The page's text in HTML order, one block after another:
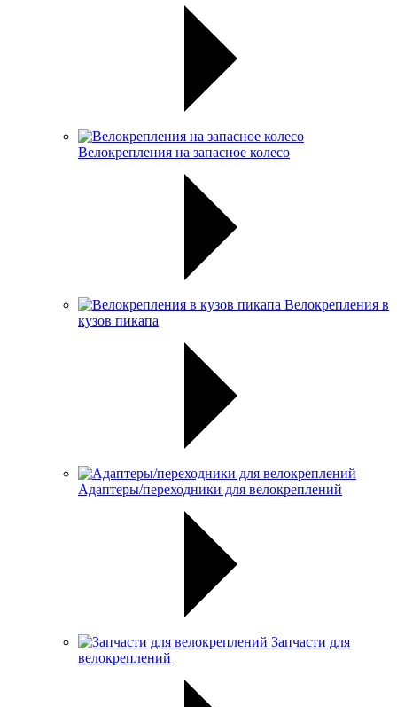
Велокрепления на запасное колесо
Велокрепления в
кузов пикапа
Адаптеры/переходники для велокреплений
Запчасти для
велокреплений